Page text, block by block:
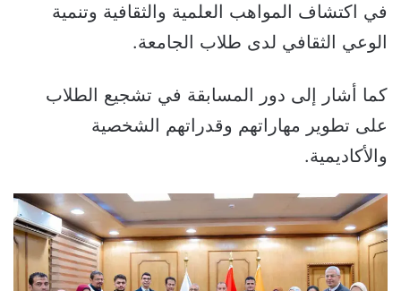
في اكتشاف المواهب العلمية والثقافية وتنمية
الوعي الثقافي لدى طلاب الجامعة.
كما أشار إلى دور المسابقة في تشجيع الطلاب
على تطوير مهاراتهم وقدراتهم الشخصية
والأكاديمية.